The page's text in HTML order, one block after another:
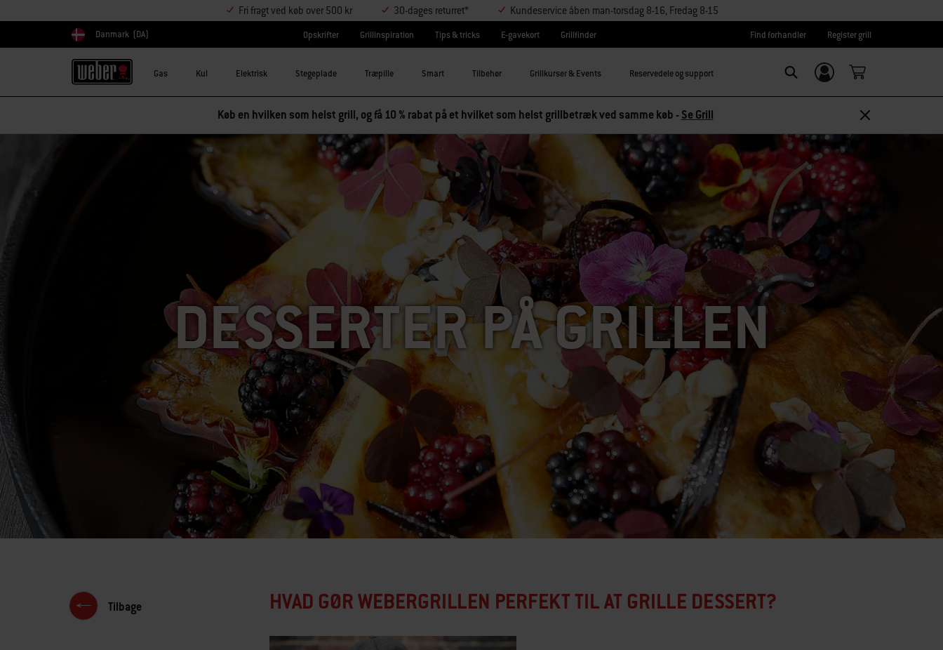
Fri fragt ved køb over 500 kr 30-dages returret* Kundeservice åben man-torsdag 8-16, Fredag 8-15
Vælg land
Danmark (DA) Opskrifter Grillinspiration Tips & tricks E-gavekort Grillfinder Find forhandler Register grill
Gas Kul Elektrisk Stegeplade Træpille Smart Tilbehør Grillkurser & Events Reservedele og support
Log ind/
tilmeld dig
Køb en hvilken som helst grill, og få 10 % rabat på et hvilket som helst grillbetræk ved samme køb - Se Grill
DESSERTER PÅ GRILLEN
Tilbage HVAD GØR WEBERGRILLEN PERFEKT TIL AT GRILLE DESSERT?